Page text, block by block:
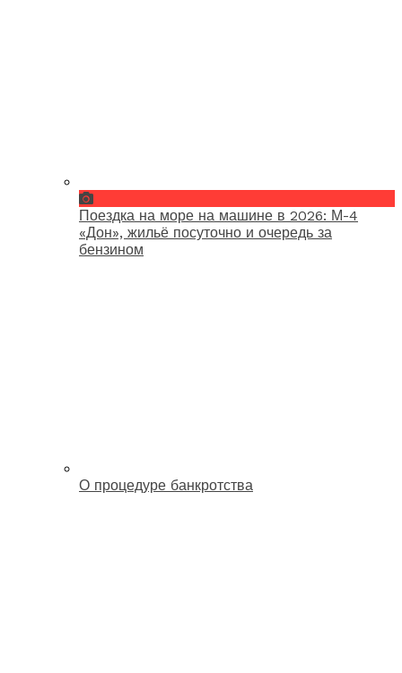
Поездка на море на машине в 2026: М-4
«Дон», жильё посуточно и очередь за
бензином
О процедуре банкротства